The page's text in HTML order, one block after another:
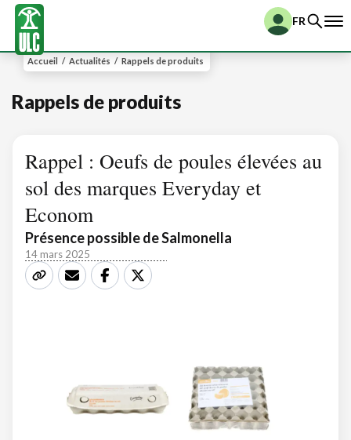
FR
Accueil / Actualités / Rappels de produits
Rappels de produits
Rappel : Oeufs de poules élevées au
sol des marques Everyday et
Econom
Présence possible de Salmonella
14 mars 2025